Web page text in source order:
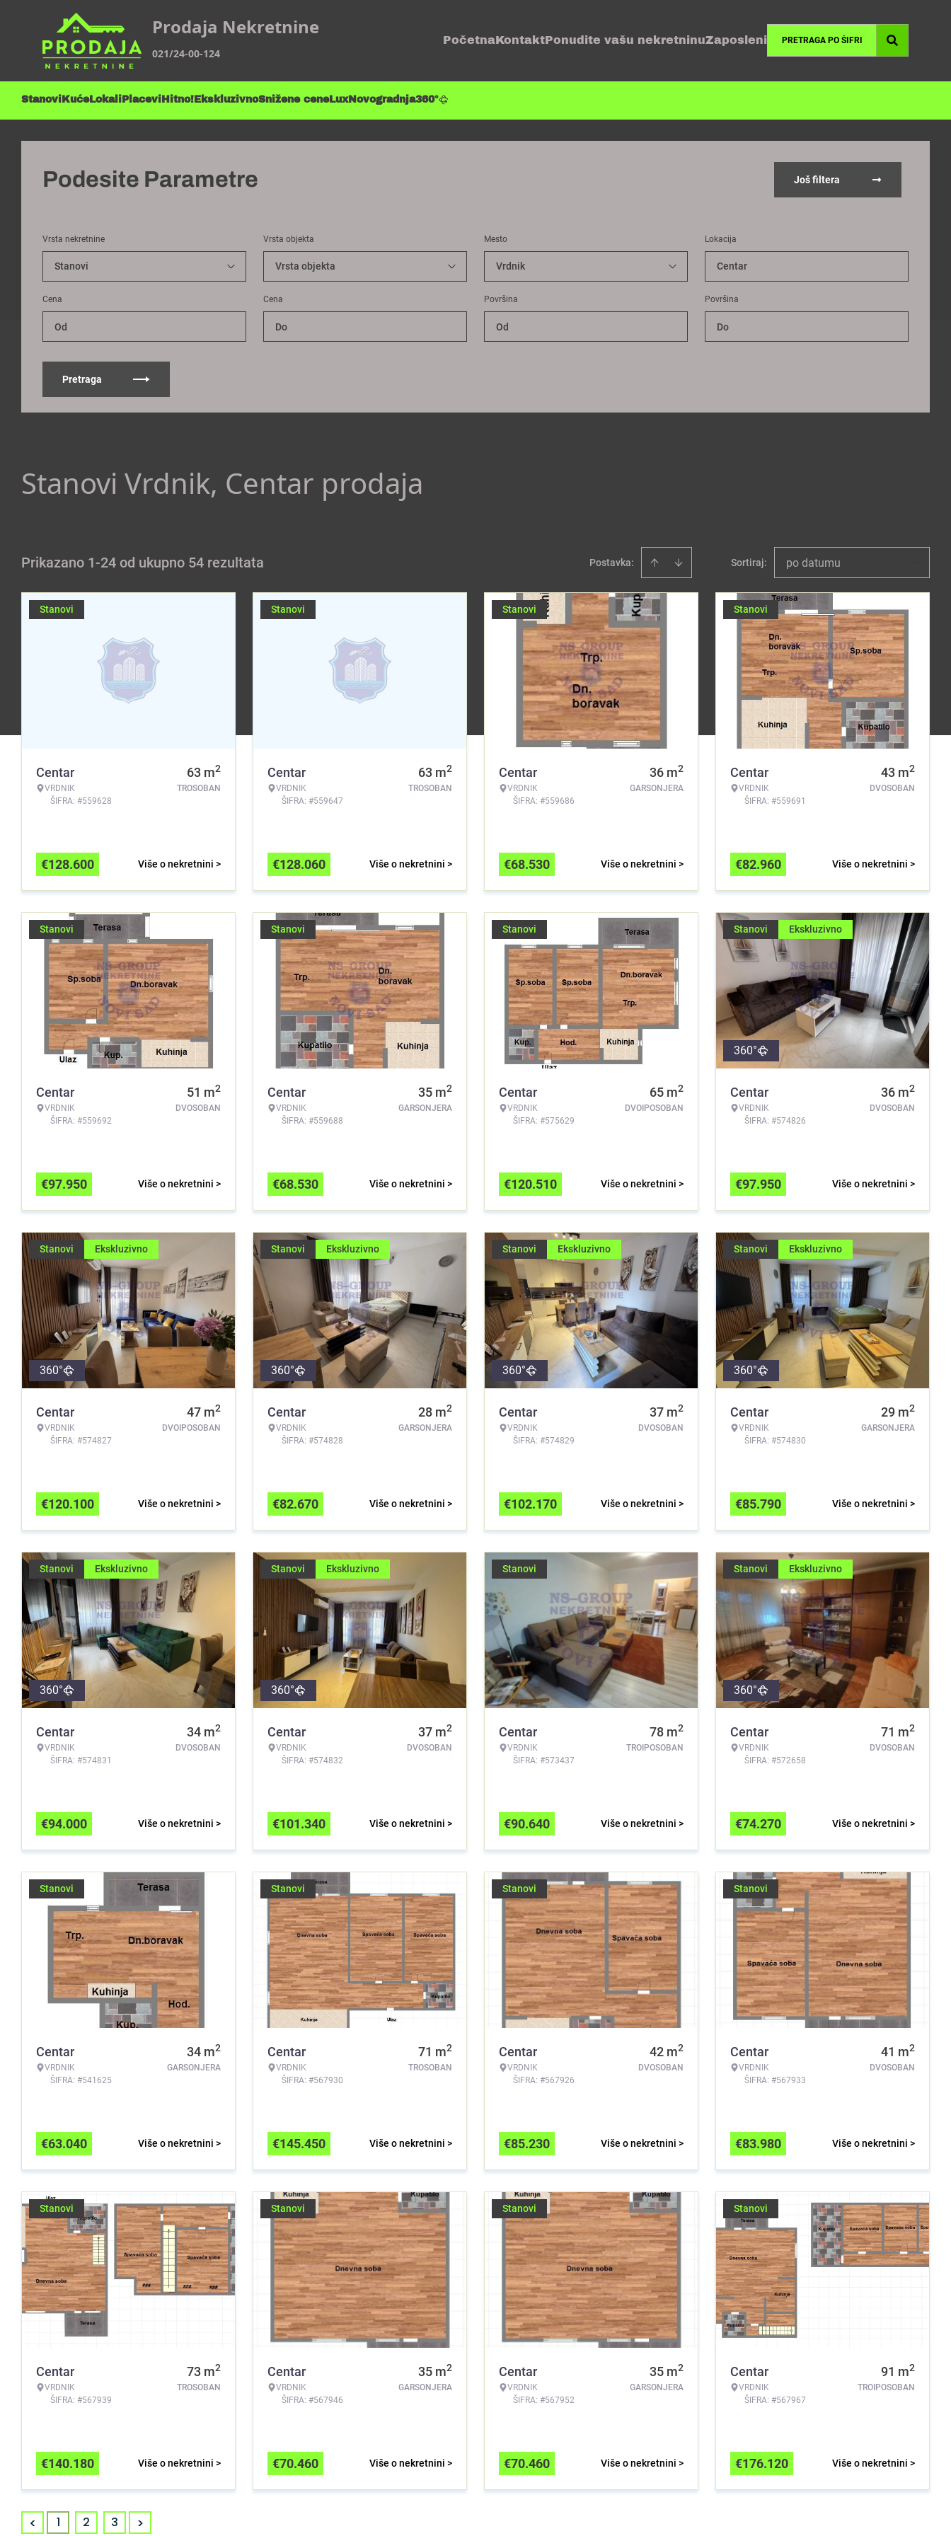
Prodaja Nekretnine
021/24-00-124
Početna Kontakt Ponudite vašu nekretninuZaposleni
Stanovi KućeLokali Placevi Hitno! EkskluzivnoSnižene ceneLuxNovogradnja360°
Podesite Parametre Još filtera
Vrsta nekretnine Vrsta objekta Mesto Lokacija
Centar
Cena Cena Površina Površina
Pretraga
Stanovi Vrdnik, Centar prodaja
Prikazano 1-24 od ukupno 54 rezultata Postavka: Sortiraj: po datumu
Stanovi
Centar
VRDNIK
ŠIFRA: #559628
63 m2
TROSOBAN
Više o nekretnini >
€128.600
Stanovi
Centar
VRDNIK
ŠIFRA: #559647
63 m2
TROSOBAN
Više o nekretnini >
€128.060
Stanovi
Centar
VRDNIK
ŠIFRA: #559686
36 m2
GARSONJERA
Više o nekretnini >
€68.530
Stanovi
Centar
VRDNIK
ŠIFRA: #559691
43 m2
DVOSOBAN
Više o nekretnini >
€82.960
Stanovi
Centar
VRDNIK
ŠIFRA: #559692
51 m2
DVOSOBAN
Više o nekretnini >
€97.950
Stanovi
Centar
VRDNIK
ŠIFRA: #559688
35 m2
GARSONJERA
Više o nekretnini >
€68.530
Stanovi
Centar
VRDNIK
ŠIFRA: #575629
65 m2
DVOIPOSOBAN
Više o nekretnini >
€120.510
Stanovi Ekskluzivno
360°
Centar
VRDNIK
ŠIFRA: #574826
36 m2
DVOSOBAN
Više o nekretnini >
€97.950
Stanovi Ekskluzivno
360°
Centar
VRDNIK
ŠIFRA: #574827
47 m2
DVOIPOSOBAN
Više o nekretnini >
€120.100
Stanovi Ekskluzivno
360°
Centar
VRDNIK
ŠIFRA: #574828
28 m2
GARSONJERA
Više o nekretnini >
€82.670
Stanovi Ekskluzivno
360°
Centar
VRDNIK
ŠIFRA: #574829
37 m2
DVOSOBAN
Više o nekretnini >
€102.170
Stanovi Ekskluzivno
360°
Centar
VRDNIK
ŠIFRA: #574830
29 m2
GARSONJERA
Više o nekretnini >
€85.790
Stanovi Ekskluzivno
360°
Centar
VRDNIK
ŠIFRA: #574831
34 m2
DVOSOBAN
Više o nekretnini >
€94.000
Stanovi Ekskluzivno
360°
Centar
VRDNIK
ŠIFRA: #574832
37 m2
DVOSOBAN
Više o nekretnini >
€101.340
Stanovi
Centar
VRDNIK
ŠIFRA: #573437
78 m2
TROIPOSOBAN
Više o nekretnini >
€90.640
Stanovi Ekskluzivno
360°
Centar
VRDNIK
ŠIFRA: #572658
71 m2
DVOSOBAN
Više o nekretnini >
€74.270
Stanovi
Centar
VRDNIK
ŠIFRA: #541625
34 m2
GARSONJERA
Više o nekretnini >
€63.040
Stanovi
Centar
VRDNIK
ŠIFRA: #567930
71 m2
TROSOBAN
Više o nekretnini >
€145.450
Stanovi
Centar
VRDNIK
ŠIFRA: #567926
42 m2
DVOSOBAN
Više o nekretnini >
€85.230
Stanovi
Centar
VRDNIK
ŠIFRA: #567933
41 m2
DVOSOBAN
Više o nekretnini >
€83.980
Stanovi
Centar
VRDNIK
ŠIFRA: #567939
73 m2
TROSOBAN
Više o nekretnini >
€140.180
Stanovi
Centar
VRDNIK
ŠIFRA: #567946
35 m2
GARSONJERA
Više o nekretnini >
€70.460
Stanovi
Centar
VRDNIK
ŠIFRA: #567952
35 m2
GARSONJERA
Više o nekretnini >
€70.460
Stanovi
Centar
VRDNIK
ŠIFRA: #567967
91 m2
TROIPOSOBAN
Više o nekretnini >
€176.120
< 1 2 3 >